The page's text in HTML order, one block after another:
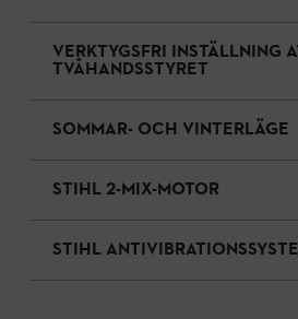
VERKTYGSFRI INSTÄLLNING
TVÅHANDSSTYRET
SOMMAR- OCH VINTERLÄGE
STIHL 2-MIX-MOTOR
STIHL